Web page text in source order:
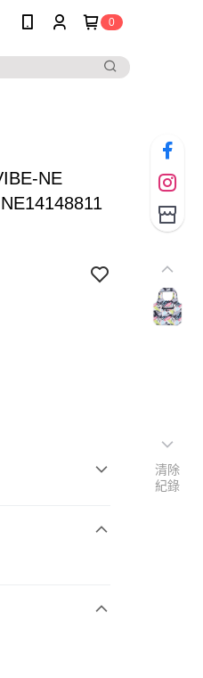
0
NE
清除
紀錄